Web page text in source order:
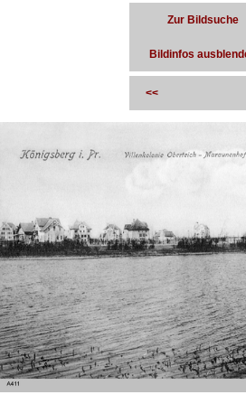
Zur Bildsuche
Bildinfos
<<